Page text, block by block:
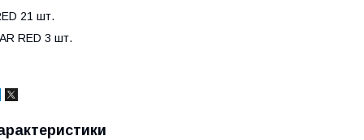
21 шт.
RED 3 шт.